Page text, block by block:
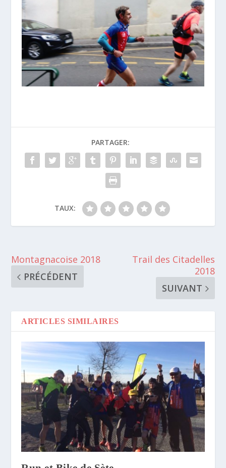
PARTAGER:
TAUX:
Montagnacoise 2018
PRÉCÉDENT
Trail des Citadelles
2018
SUIVANT
ARTICLES SIMILAIRES